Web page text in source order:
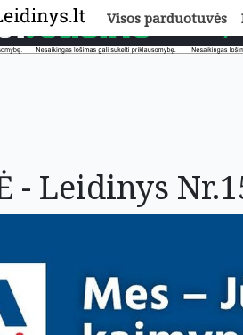
Visos parduotuvės
- Leidinys